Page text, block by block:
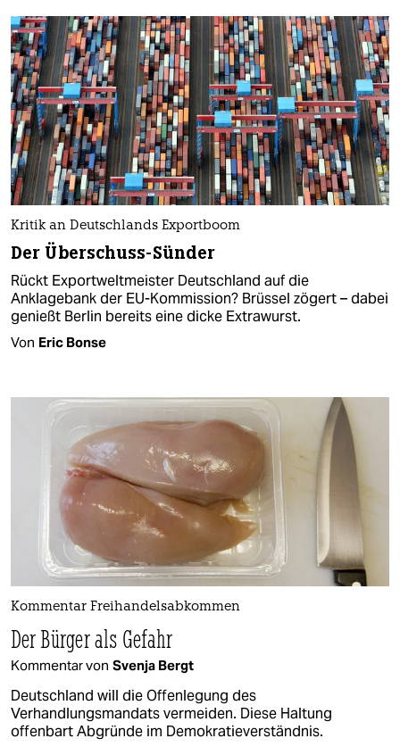
Kritik an Deutschlands Exportboom
Der Überschuss-Sünder
Rückt Exportweltmeister Deutschland auf die
Anklagebank der EU-Kommission? Brüssel zögert – dabei
genießt Berlin bereits eine dicke Extrawurst.
Von Eric Bonse
Kommentar Freihandelsabkommen
Der Bürger als Gefahr
Kommentar von Svenja Bergt
Deutschland will die Offenlegung des
Verhandlungsmandats vermeiden. Diese Haltung
offenbart Abgründe im Demokratieverständnis.